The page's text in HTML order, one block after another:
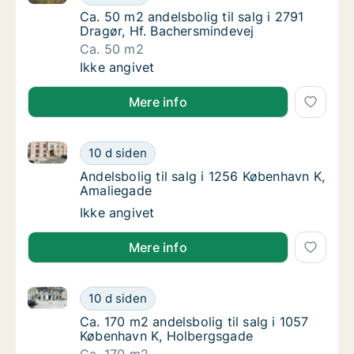
Ca. 50 m2 andelsbolig til salg i 2791
Ca. 50 m2 andelsbolig til salg i 2791
Dragør, Hf. Bachersmindevej
Ca. 50 m2
Ca. 50 m2 andelsbolig til salg i 2791
Ikke angivet
Mere info
Andelsbolig til salg i 1256 København K,
10 d siden
Andelsbolig til salg i 1256 København K, Amaliegade
Andelsbolig til salg i 1256 København K,
Andelsbolig til salg i 1256 København K,
Amaliegade
Andelsbolig til salg i 1256 København K,
Ikke angivet
Mere info
Ca. 170 m2 andelsbolig til salg i 1057
10 d siden
Ca. 170 m2 andelsbolig til salg i 1057 København K,
Ca. 170 m2 andelsbolig til salg i 1057
Ca. 170 m2 andelsbolig til salg i 1057
København K, Holbergsgade